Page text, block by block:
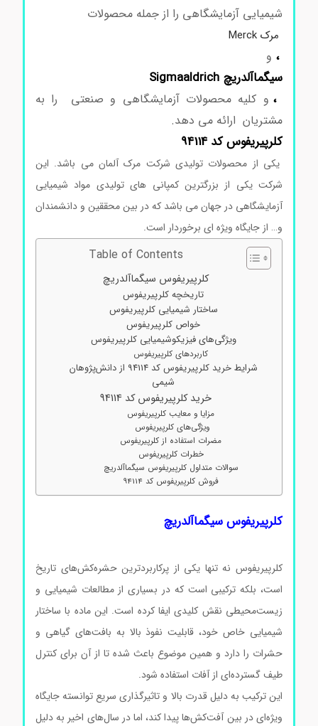
شیمیایی آزمایشگاهی را از جمله محصولات
مرک Merck
سیگماآلدریچ Sigmaaldrich
و کلیه محصولات آزمایشگاهی و صنعتی را به
مشتریان ارائه می دهد.
کلرپیریفوس کد 94114
یکی از محصولات تولیدی شرکت مرک آلمان می باشد. این
شرکت یکی از بزرگترین کمپانی های تولیدی مواد شیمیایی
آزمایشگاهی در جهان می باشد که در بین محققین و دانشمندان
و… از جایگاه ویژه ای برخوردار است.
Table of Contents
کلرپیریفوس سیگماآلدریچ
تاریخچه کلرپیریفوس
ساختار شیمیایی کلرپیریفوس
خواص کلرپیریفوس
ویژگی‌های فیزیکوشیمیایی کلرپیریفوس
کاربردهای کلرپیریفوس
شرایط خرید کلرپیریفوس کد 94114 از دانش‌پژوهان
شیمی
خرید کلرپیریفوس کد 94114
مزایا و معایب کلرپیریفوس
ویژگی‌های کلرپیریفوس
مضرات استفاده از کلرپیریفوس
خطرات کلرپیریفوس
سوالات متداول کلرپیریفوس سیگماآلدریچ
فروش کلرپیریفوس کد 94114
کلرپیریفوس سیگماآلدریچ
کلرپیریفوس نه تنها یکی از پرکاربردترین حشره‌کش‌های تاریخ
است، بلکه ترکیبی است که در بسیاری از مطالعات شیمیایی و
زیست‌محیطی نقش کلیدی ایفا کرده است. این ماده با ساختار
شیمیایی خاص خود، قابلیت نفوذ بالا به بافت‌های گیاهی و
حشرات را دارد و همین موضوع باعث شده تا از آن برای کنترل
طیف گسترده‌ای از آفات استفاده شود.
این ترکیب به دلیل قدرت بالا و تاثیرگذاری سریع توانسته جایگاه
ویژه‌ای در بین آفت‌کش‌ها پیدا کند، اما در سال‌های اخیر به دلیل